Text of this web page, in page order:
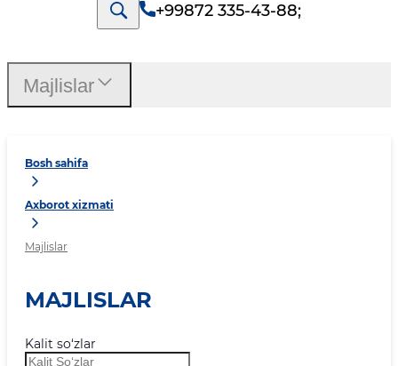
+99872 335-43-88;
Bosh sahifa
Axborot xizmati
Majlislar
MAJLISLAR
Kalit so‘zlar
Majlislar